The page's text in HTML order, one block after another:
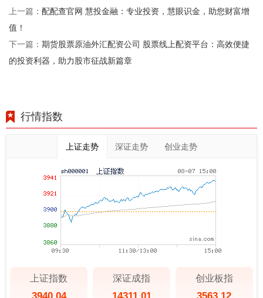
上一篇： 配配查官网 慧投金融：专业投资，慧眼识金，助您财富增
值！
下一篇： 期货股票原油外汇配资公司 股票线上配资平台：高效便捷
的投资利器，助力股市征战新篇章
行情指数
上证走势 深证走势 创业走势
上证指数
3940.04
深证成指
14311.01
创业板指
3563.12